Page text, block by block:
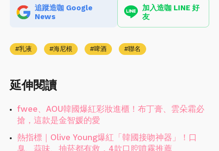
追蹤造咖 Google
News
加入造咖 LINE 好
友
乳液 海尼根 啤酒 聯名
延伸閱讀
fwee、AOU韓國爆紅彩妝進櫃！布丁膏、雲朵霜必
搶，這款是金智媛的愛
熱指標｜Olive Young爆紅「韓國接吻神器」！口
臭、蒜味、抽菸都有救，4款口腔噴霧推薦